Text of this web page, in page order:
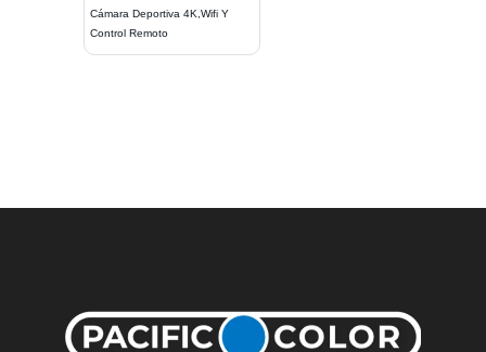
Cámara Deportiva 4K,Wifi Y
Control Remoto